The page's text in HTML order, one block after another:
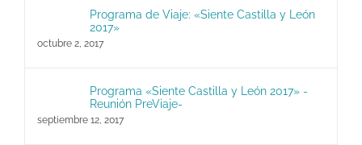
Programa de Viaje: «Siente Castilla y León
2017»
octubre 2, 2017
Programa «Siente Castilla y León 2017» -
Reunión PreViaje-
septiembre 12, 2017